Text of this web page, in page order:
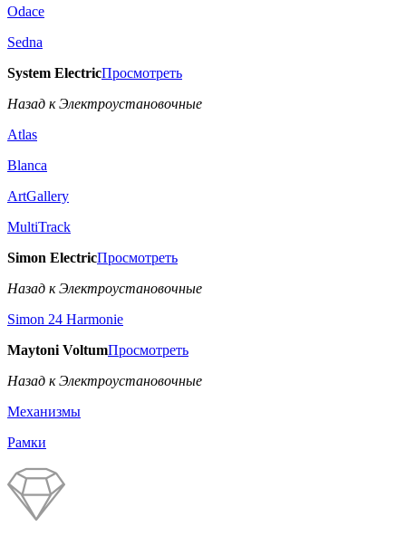
Odace
Sedna
System ElectricПросмотреть
Назад к Электроустановочные
Atlas
Blanca
ArtGallery
MultiTrack
Simon ElectricПросмотреть
Назад к Электроустановочные
Simon 24 Harmonie
Maytoni VoltumПросмотреть
Назад к Электроустановочные
Механизмы
Рамки